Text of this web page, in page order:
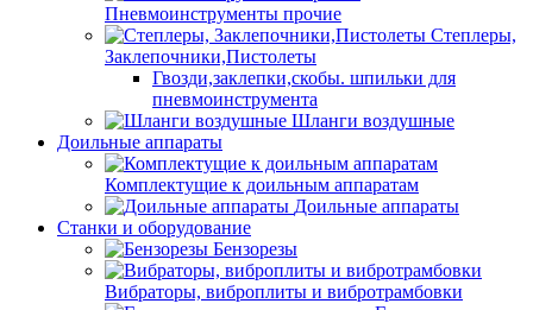
Пневмоинструменты прочие
Степлеры,
Заклепочники,Пистолеты
Гвозди,заклепки,скобы. шпильки для
пневмоинструмента
Шланги воздушные
Доильные аппараты
Комплектущие к доильным аппаратам
Доильные аппараты
Станки и оборудование
Бензорезы
Вибраторы, виброплиты и вибротрамбовки